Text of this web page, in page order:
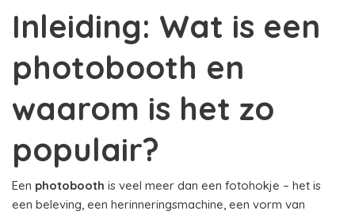
Inleiding: Wat is een
photobooth en
waarom is het zo
populair?
Een photobooth is veel meer dan een fotohokje – het is
een beleving, een herinneringsmachine, een vorm van